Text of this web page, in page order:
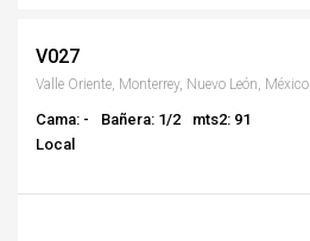
V027
Valle Oriente, Monterrey, Nuevo León, México
Cama: - Bañera: 1/2
mts2: 91
Local